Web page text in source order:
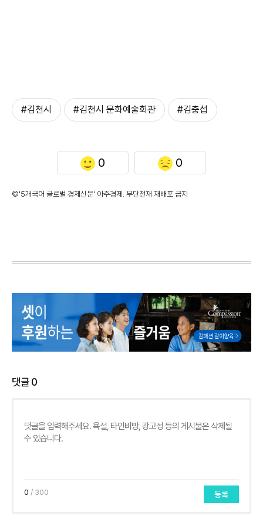
#김천시 #김천시 문화예술회관 #김충섭
0 0
©'5개국어 글로벌 경제신문' 아주경제. 무단전재·재배포 금지
댓글0
0 / 300 등록